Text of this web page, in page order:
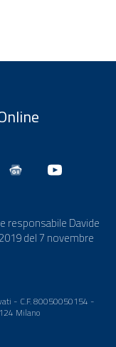
responsabile Davide
del 7 novembre
- C.F. 80050050154 -
Milano